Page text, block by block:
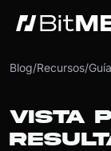
Blog/Recursos/
VISTA